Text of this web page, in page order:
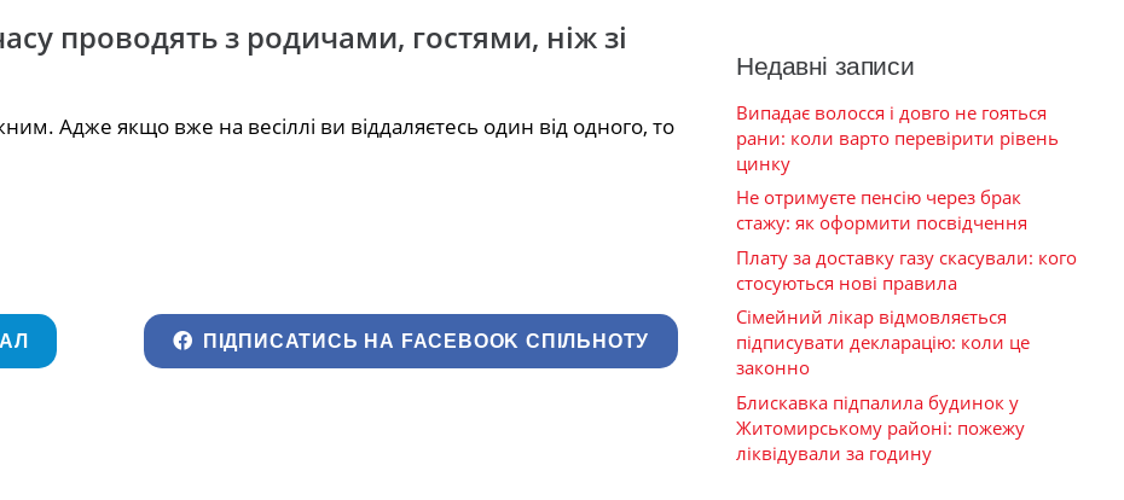
проводять з родичами, гостями, ніж зі
Адже якщо вже на весіллі ви віддаляєтесь один від одного, то
ПІДПИСАТИСЬ НА FACEBOOK СПІЛЬНОТУ
Недавні записи
Випадає волосся і довго не гояться
рани: коли варто перевірити рівень
цинку
Не отримуєте пенсію через брак
стажу: як оформити посвідчення
Плату за доставку газу скасували: кого
стосуються нові правила
Сімейний лікар відмовляється
підписувати декларацію: коли це
законно
Блискавка підпалила будинок у
Житомирському районі: пожежу
ліквідували за годину